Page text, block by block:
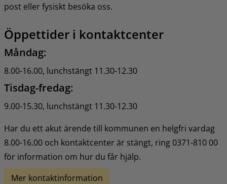
post eller fysiskt besöka oss.
Öppettider i kontaktcenter
Måndag:
8.00-16.00, lunchstängt 11.30-12.30
Tisdag-fredag:
9.00-15.30, lunchstängt 11.30-12.30
Har du ett akut ärende till kommunen en helgfri vardag
8.00-16.00 och kontaktcenter är stängt, ring 0371-810 00
för information om hur du får hjälp.
Mer kontaktinformation